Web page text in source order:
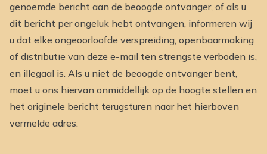
genoemde bericht aan de beoogde ontvanger, of als u
dit bericht per ongeluk hebt ontvangen, informeren wij
u dat elke ongeoorloofde verspreiding, openbaarmaking
of distributie van deze e-mail ten strengste verboden is,
en illegaal is. Als u niet de beoogde ontvanger bent,
moet u ons hiervan onmiddellijk op de hoogte stellen en
het originele bericht terugsturen naar het hierboven
vermelde adres.